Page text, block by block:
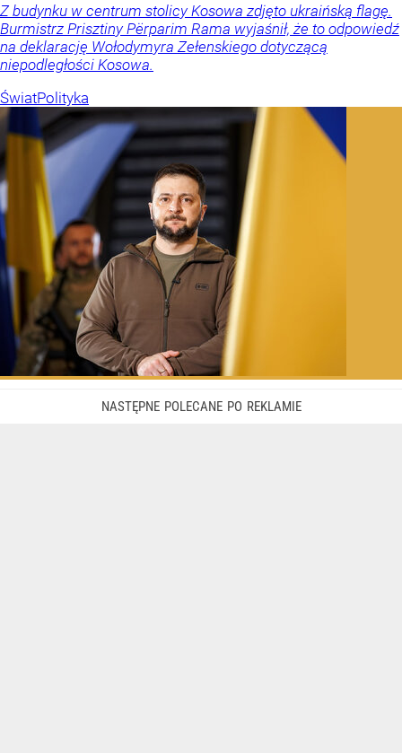
Z budynku w centrum stolicy Kosowa zdjęto ukraińską flagę.
Burmistrz Prisztiny Përparim Rama wyjaśnił, że to odpowiedź
na deklarację Wołodymyra Zełenskiego dotyczącą
niepodległości Kosowa.
ŚwiatPolityka